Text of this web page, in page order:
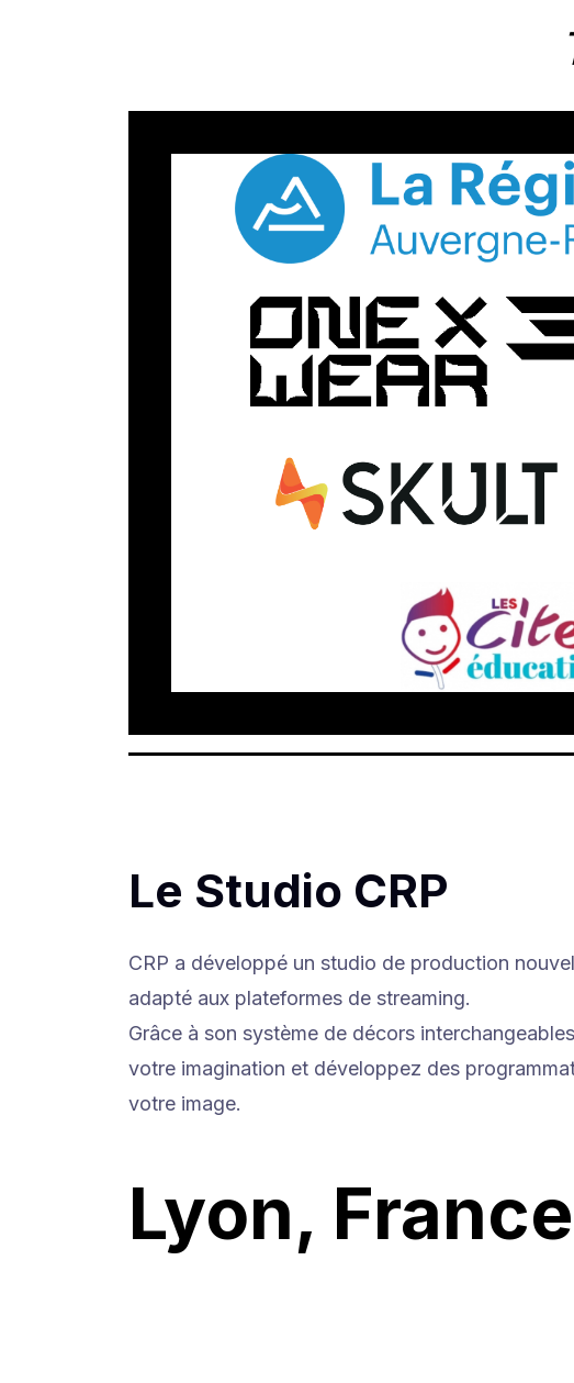
Le Studio CRP
CRP a développé un studio de production
adapté aux plateformes de streaming.
Grâce à son système de décors
votre imagination et développez des
votre image.
Lyon,